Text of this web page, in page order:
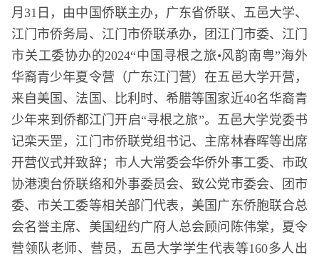
月31日，由中国侨联主办，广东省侨联、五邑大学、
江门市侨务局、江门市侨联承办，团江门市委、江门
市关工委协办的2024“中国寻根之旅•风韵南粤”海外
华裔青少年夏令营（广东江门营）在五邑大学开营，
来自美国、法国、比利时、希腊等国家近40名华裔青
少年来到侨都江门开启“寻根之旅”。五邑大学党委书
记栾天罡，江门市侨联党组书记、主席林春晖等出席
开营仪式并致辞；市人大常委会华侨外事工委、市政
协港澳台侨联络和外事委员会、致公党市委会、团市
委、市关工委等相关部门代表，美国广东侨胞联合总
会名誉主席、美国纽约广府人总会顾问陈伟棠，夏令
营领队老师、营员，五邑大学学生代表等160多人出